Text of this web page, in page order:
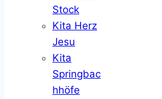
Stock
Kita Herz
Jesu
Kita
Springbac
hhöfe